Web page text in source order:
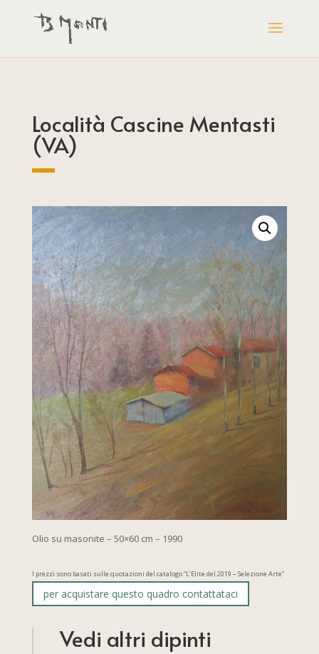
Località Cascine Mentasti
(VA)
Olio su masonite – 50×60 cm – 1990
I prezzi sono basati sulle quotazioni del catalogo “L’Elite del 2019 – Selezione Arte”
per acquistare questo quadro contattataci
Vedi altri dipinti